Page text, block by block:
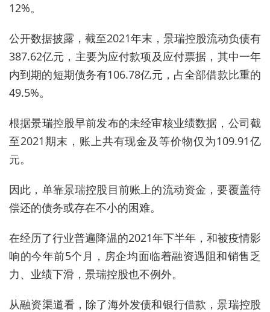
12%。
公开数据披露，截至2021年末，景瑞控股流动负债有
387.62亿元，主要为应付款项及应付票据，其中一年
内到期的短期债务有106.78亿元，占全部借款比重的
49.5%。
根据景瑞控股早前发布的未经审核业绩数据，公司截
至2021期末，账上共有现金及等价物仅为109.91亿
元。
因此，单靠景瑞控股目前账上的流动资金，要覆盖待
偿还的债务或存在不小的困难。
在经历了行业普遍降温的2021年下半年，和被疫情影
响的今年前5个月，房企均面临着融资遇阻和销售乏
力、业绩下滑，景瑞控股也不例外。
从融资渠道看，除了海外发债和银行借款，景瑞控股